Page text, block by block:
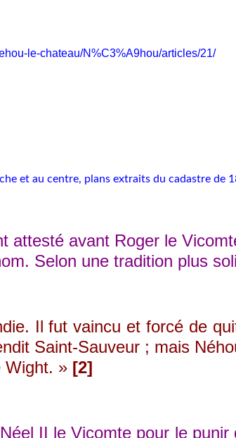
le-chateau/N%C3%A9hou/articles/21/
et au centre, plans extraits du cadastre
avant Roger le
Selon une tradition plus
Il fut vaincu et forcé de
Saint-Sauveur ; mais
Wight. » [2]
II le Vicomte pour le